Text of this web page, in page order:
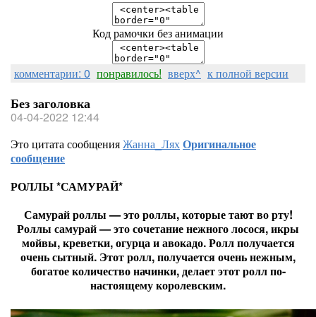
Код рамочки без анимации
комментарии: 0 понравилось! вверх^ к полной версии
Без заголовка
04-04-2022 12:44
Это цитата сообщенияЖанна_ЛяхОригинальное
сообщение
РОЛЛЫ *САМУРАЙ*
Самурай роллы — это роллы, которые тают во рту!
Роллы самурай — это сочетание нежного лосося, икры
мойвы, креветки, огурца и авокадо. Ролл получается
очень сытный. Этот ролл, получается очень нежным,
богатое количество начинки, делает этот ролл по-
настоящему королевским.